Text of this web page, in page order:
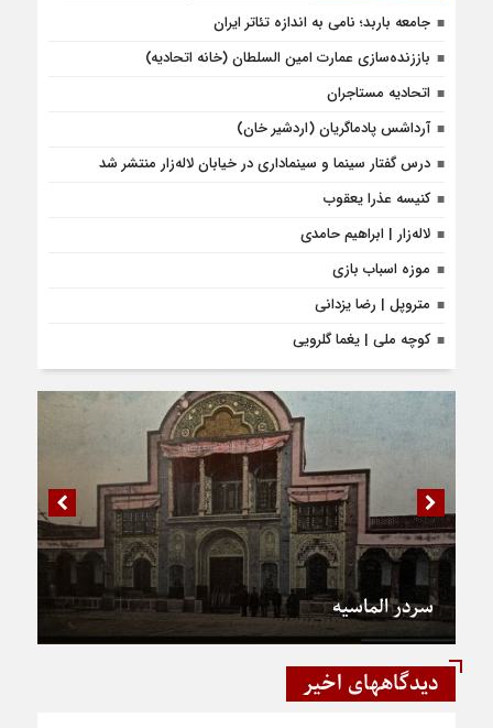
جامعه باربد؛ نامی به اندازه تئاتر ایران
باززنده‌سازی عمارت امین السلطان (خانه اتحادیه)
اتحادیه مستاجران
آرداشس پادماگریان (اردشیر خان)
درس گفتار سینما و سینماداری در خیابان لاله‌زار منتشر شد
کنیسه عذرا یعقوب
لاله‌زار | ابراهیم حامدی
موزه اسباب بازی
متروپل | رضا یزدانی
کوچه ملی | یغما گلرویی
سردر الماسیه
دیدگاههای اخیر